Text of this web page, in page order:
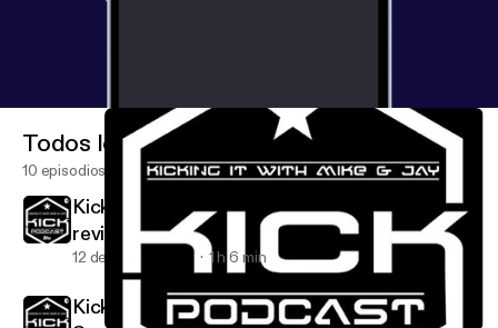
Todos los episodios
10 episodios
Kicking it with Mike and Jay end of season
review
12 de may de 2019 1 h 6 min
Kicking it with Mike and Jay Christmas